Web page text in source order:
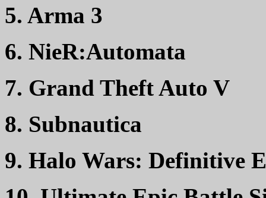
5. Arma 3
6. NieR:Automata
7. Grand Theft Auto V
8. Subnautica
9. Halo Wars: Definitive